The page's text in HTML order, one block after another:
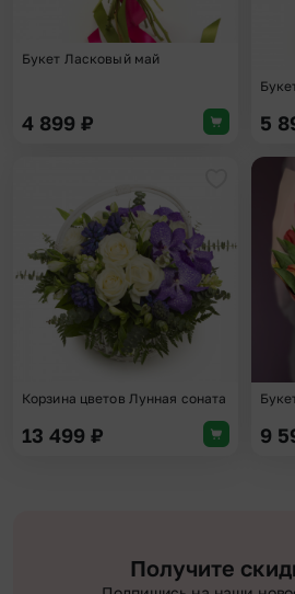
Букет Ласковый май
4 899 ₽ 5
Корзина цветов Лунная соната
13 499 ₽ 9
Получите